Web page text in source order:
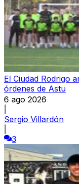
El Ciudad Rodrigo
órdenes de Astu
6 ago 2026
Sergio Villardón
3